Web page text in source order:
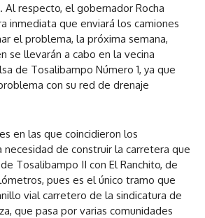
Al respecto, el gobernador Rocha
inmediata que enviará los camiones
el problema, la próxima semana,
se llevarán a cabo en la vecina
de Tosalibampo Número 1, ya que
con su red de drenaje
en las que coincidieron los
necesidad de construir la carretera que
Tosalibampo II con El Ranchito, de
pues es el único tramo que
vial carretero de la sindicatura de
que pasa por varias comunidades